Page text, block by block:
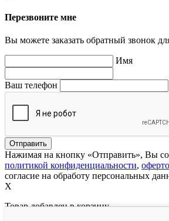
Перезвоните мне
Вы можете заказать обратный звонок
Имя
Ваш телефон
Нажимая на кнопку «Отправить», Вы
политикой конфиденциальности,
согласие на обработу персональных
X
Товар добавлен в корзину